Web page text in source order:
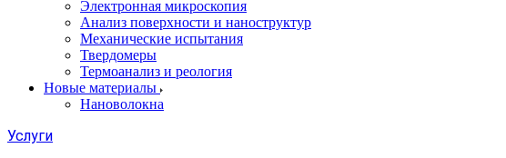
Электронная микроскопия
Анализ поверхности и наноструктур
Механические испытания
Твердомеры
Термоанализ и реология
Новые материалы
Нановолокна
Услуги